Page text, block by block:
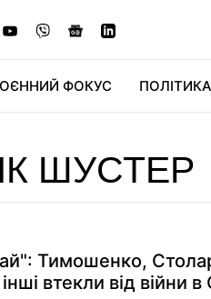
ФОКУС ПОЛІТИКА
ШУСТЕР
Тимошенко,
втекли від війни